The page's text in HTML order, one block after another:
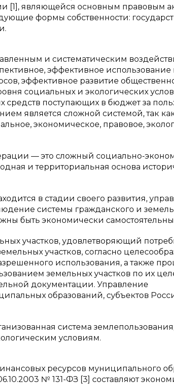
[1], являющейся основным правовым
формы собственности:
и систематическим
эффективное использование
эффективное развитие
социальных и экологических
средств поступающих в бюджет за
является сложной системой, так
экономическое, правовое,
— это сложный социально-
и территориальная основа
в стадии своего развития,
системы гражданского и
быть экономически
участков, удовлетворяющий
участков, согласно
использования, а также
земельных участков по их
документации. Управление
образований, субъектов
система
условиям.
ресурсов муниципального
№ 131-ФЗ [3] составляют